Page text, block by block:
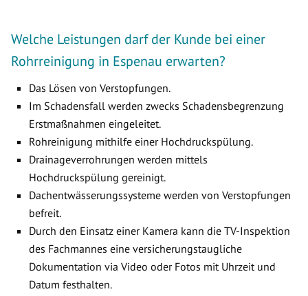
Welche Leistungen darf der Kunde bei einer
Rohrreinigung in Espenau erwarten?
Das Lösen von Verstopfungen.
Im Schadensfall werden zwecks Schadensbegrenzung
Erstmaßnahmen eingeleitet.
Rohreinigung mithilfe einer Hochdruckspülung.
Drainageverrohrungen werden mittels
Hochdruckspülung gereinigt.
Dachentwässerungssysteme werden von Verstopfungen
befreit.
Durch den Einsatz einer Kamera kann die TV-Inspektion
des Fachmannes eine versicherungstaugliche
Dokumentation via Video oder Fotos mit Uhrzeit und
Datum festhalten.